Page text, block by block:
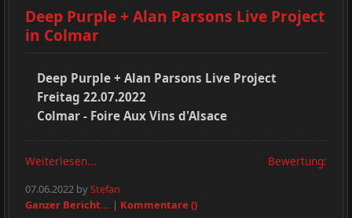
Deep Purple + Alan Parsons Live Project
in Colmar
Deep Purple + Alan Parsons Live Project
Freitag 22.07.2022
Colmar - Foire Aux Vins d'Alsace
Weiterlesen... Bewertung:
07.06.2022 byStefan
Ganzer Bericht... | Kommentare ()